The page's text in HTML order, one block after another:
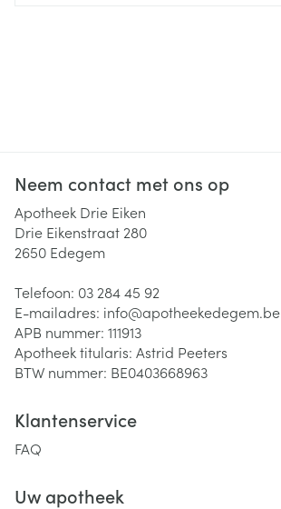
Neem contact met ons op
Apotheek Drie Eiken
Drie Eikenstraat 280
2650 Edegem
Telefoon: 03 284 45 92
E-mailadres: info@apotheekedegem.be
APB nummer: 111913
Apotheek titularis: Astrid Peeters
BTW nummer: BE0403668963
Klantenservice
FAQ
Uw apotheek